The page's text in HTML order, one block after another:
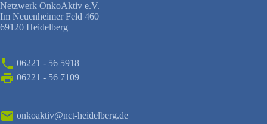
Netzwerk OnkoAktiv e.V.
Im Neuenheimer Feld 460
69120 Heidelberg
06221 - 56 5918
06221 - 56 7109
onkoaktiv@nct-heidelberg.de